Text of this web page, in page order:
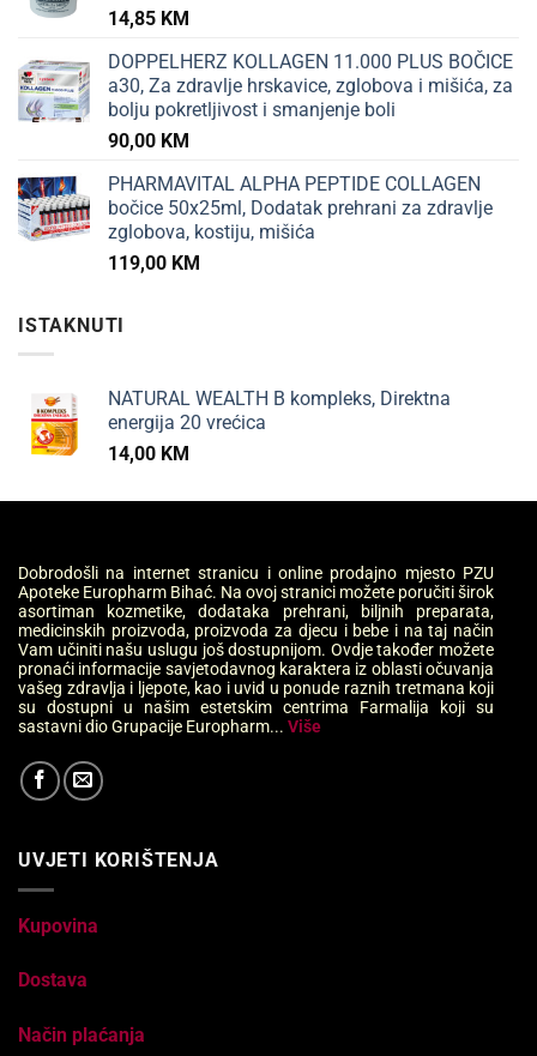
14,85 KM
DOPPELHERZ KOLLAGEN 11.000 PLUS BOČICE
a30, Za zdravlje hrskavice, zglobova i mišića, za
bolju pokretljivost i smanjenje boli
90,00 KM
PHARMAVITAL ALPHA PEPTIDE COLLAGEN
bočice 50x25ml, Dodatak prehrani za zdravlje
zglobova, kostiju, mišića
119,00 KM
ISTAKNUTI
NATURAL WEALTH B kompleks, Direktna
energija 20 vrećica
14,00 KM
Dobrodošli na internet stranicu i online prodajno mjesto PZU
Apoteke Europharm Bihać. Na ovoj stranici možete poručiti širok
asortiman kozmetike, dodataka prehrani, biljnih preparata,
medicinskih proizvoda, proizvoda za djecu i bebe i na taj način
Vam učiniti našu uslugu još dostupnijom. Ovdje također možete
pronaći informacije savjetodavnog karaktera iz oblasti očuvanja
vašeg zdravlja i ljepote, kao i uvid u ponude raznih tretmana koji
su dostupni u našim estetskim centrima Farmalija koji su
sastavni dio Grupacije Europharm... Više
UVJETI KORIŠTENJA
Kupovina
Dostava
Način plaćanja